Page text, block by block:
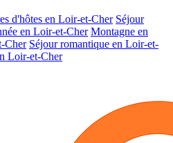
d'hôtes en Loir-et-Cher Séjour
en Loir-et-Cher Montagne en
Cher Séjour romantique en Loir-et-
Loir-et-Cher